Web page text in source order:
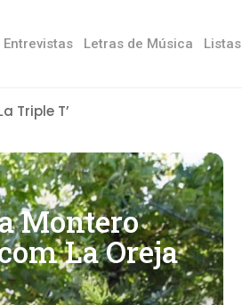
Entrevistas Letras de Música Listas
Triple T’
Montero
La Oreja